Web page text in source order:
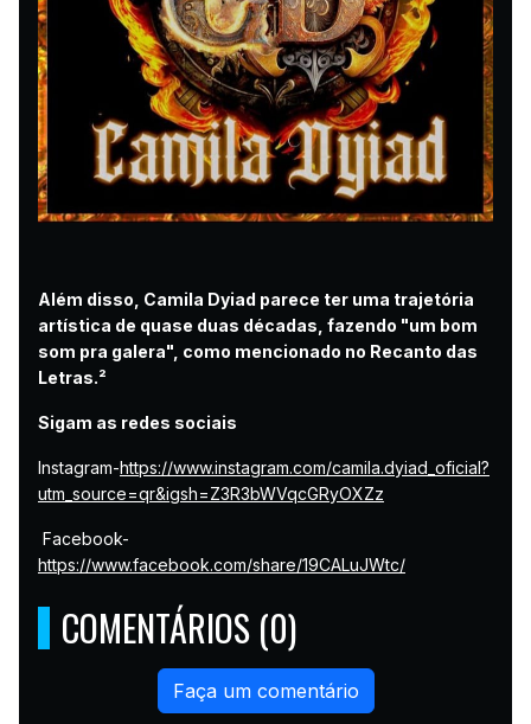
Além disso, Camila Dyiad parece ter uma trajetória
artística de quase duas décadas, fazendo "um bom
som pra galera", como mencionado no Recanto das
Letras.²
Sigam as redes sociais
Instagram-https://www.instagram.com/camila.dyiad_oficial?
utm_source=qr&igsh=Z3R3bWVqcGRyOXZz
Facebook-
https://www.facebook.com/share/19CALuJWtc/
COMENTÁRIOS (0)
Faça um comentário